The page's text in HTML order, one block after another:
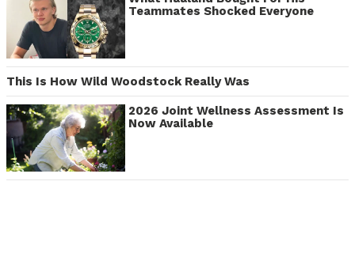
Teammates Shocked Everyone
This Is How Wild Woodstock Really Was
2026 Joint Wellness Assessment Is
Now Available